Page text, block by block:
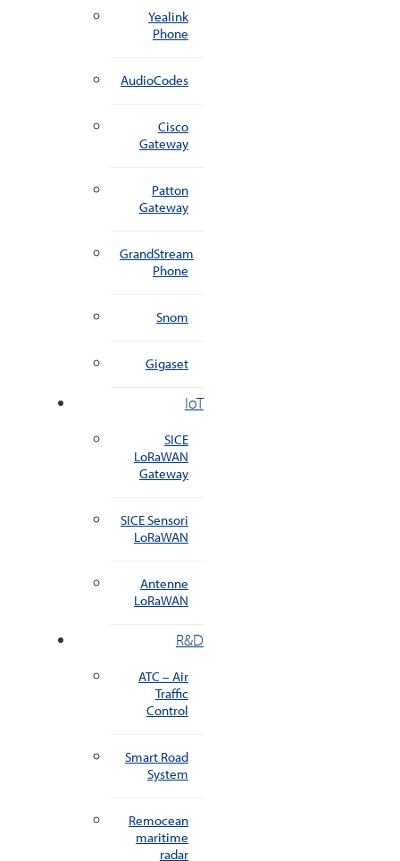
Yealink
Phone
AudioCodes
Cisco
Gateway
Patton
Gateway
GrandStream
Phone
Snom
Gigaset
IoT
SICE
LoRaWAN
Gateway
SICE Sensori
LoRaWAN
Antenne
LoRaWAN
R&D
ATC – Air
Traffic
Control
Smart Road
System
Remocean
maritime
radar